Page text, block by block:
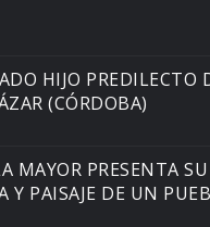
HIJO PREDILECTO
(CÓRDOBA)
MAYOR PRESENTA
Y PAISAJE DE UN